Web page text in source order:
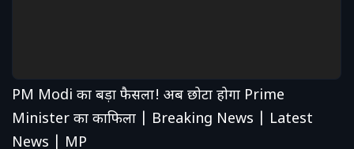
PM Modi का बड़ा फैसला! अब छोटा होगा Prime
Minister का काफिला | Breaking News | Latest
News | MP